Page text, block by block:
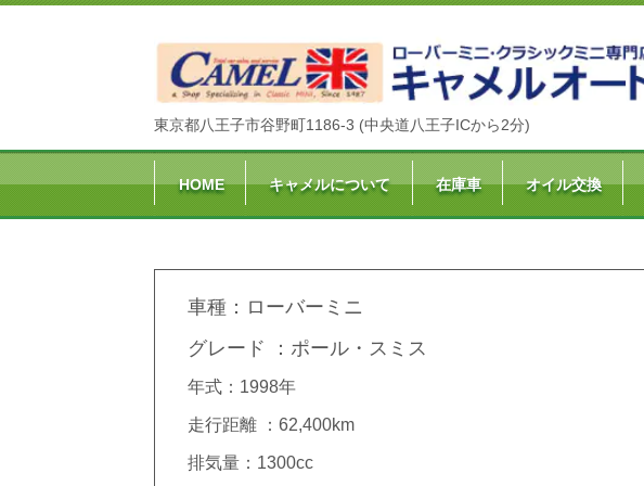
東京都八王子市谷野町1186-3 (中央道八王子ICから2分)
HOME キャメルについて 在庫車 オイル交換
車種：ローバーミニ
グレード ：ポール・スミス
年式：1998年
走行距離 ：62,400km
排気量：1300cc